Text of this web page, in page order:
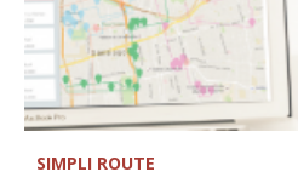
SIMPLI ROUTE